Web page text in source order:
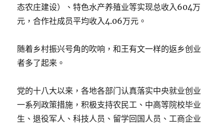
态农庄建设）、特色水产养殖业等实现总收入604万
元，合作社成员平均收入4.06万元。
随着乡村振兴号角的吹响，和王有文一样的返乡创业
者多了起来。
党的十八大以来，各地各部门认真落实中央就业创业
一系列政策措施，积极支持农民工、中高等院校毕业
生、退役军人、科技人员、留学回国人员、工商企业